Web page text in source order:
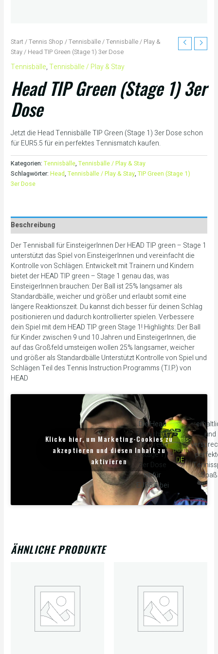
Start/Tennis Shop /Tennisbälle/Tennisbälle / Play &
Stay/ Head TIP Green (Stage 1) 3er Dose
Tennisbälle,Tennisbälle / Play & Stay
Head TIP Green (Stage 1) 3er
Dose
Jetzt die Head Tennisbälle TIP Green (Stage 1) 3er Dose schon
für EUR5.5 für ein perfektes Tennismatch kaufen.
Kategorien: Tennisbälle, Tennisbälle / Play & Stay
Schlagwörter: Head, Tennisbälle / Play & Stay, TIP Green (Stage 1)
3er Dose
Beschreibung
Der Tennisball für EinsteigerInnen Der HEAD TIP green – Stage 1
unterstützt das Spiel von EinsteigerInnen und vereinfacht die
Kontrolle von Schlägen. Entwickelt mit Trainern und Kindern
bietet der HEAD TIP green – Stage 1 genau das, was
EinsteigerInnen brauchen: Der Ball ist 25% langsamer als
Standardbälle, weicher und größer und erlaubt somit eine
längere Reaktionszeit. Du kannst dich besser für deinen Schlag
positionieren und dadurch kontrollierter spielen. Verbessere
dein Spiel mit dem HEAD TIP green Stage 1! Highlights: Der Ball
für Kinder zwischen 9 und 10 Jahren und EinsteigerInnen, die
auf das Großfeld umsteigen wollen 25% langsamer, weicher
und größer als Standardbälle Unterstützt Kontrolle von Spiel und
Schlägen Teil des Tennis Instruction Programms (T.I.P.) von
HEAD
Die Head
Tennisbälle
TIP Green
(Stage 1)
3er Dose
ist für
EUR5.5 bei
tennis-
point
DE
und
Klicke hier, um Marketing-Cookies zu
akzeptieren und diesen Inhalt zu
aktivieren
ÄHNLICHE PRODUKTE